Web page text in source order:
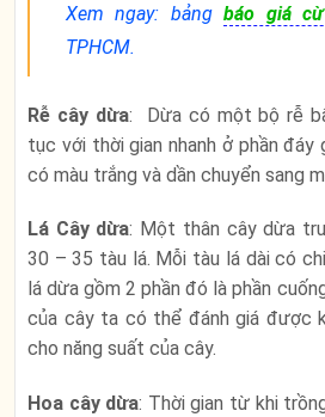
Xem ngay: bảngbáo giá
TPHCM.
Rễ cây dừa: Dừa có một bộ rễ
tục với thời gian nhanh ở phần đáy
có màu trắng và dần chuyển sang
Lá Cây dừa: Một thân cây dừa
30 – 35 tàu lá. Mỗi tàu lá dài có
lá dừa gồm 2 phần đó là phần
của cây ta có thể đánh giá được
cho năng suất của cây.
Hoa cây dừa: Thời gian từ khi